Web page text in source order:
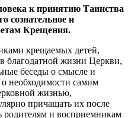
к принятию Таинства
сознательное и
Крещения.
крещаемых детей,
благодатной жизни Церкви,
беседы о смысле и
необходимости самим
жизнью,
причащать их после
и восприемникам